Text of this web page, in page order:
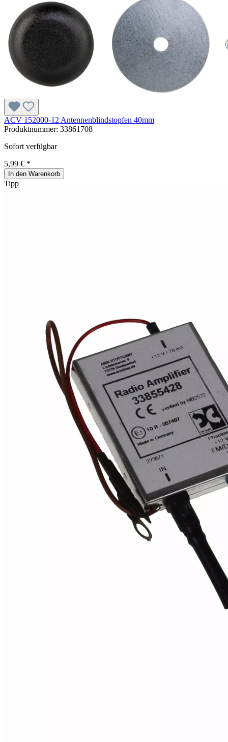
ACV 152000-12 Antennenblindstopfen 40mm
Produktnummer: 33861708
Sofort verfügbar
5,99 € *
In den Warenkorb
Tipp